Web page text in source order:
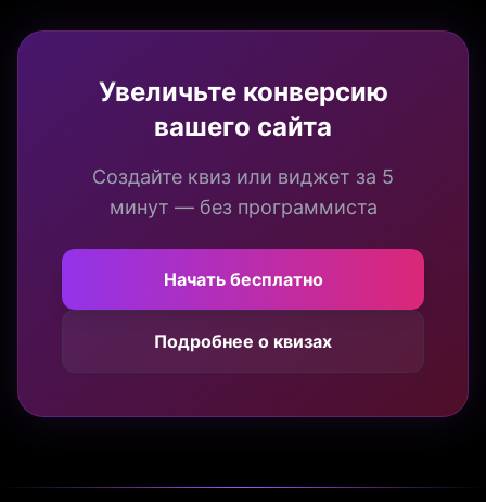
Увеличьте конверсию
вашего сайта
Создайте квиз или виджет за 5
минут — без программиста
Начать бесплатно
Подробнее о квизах